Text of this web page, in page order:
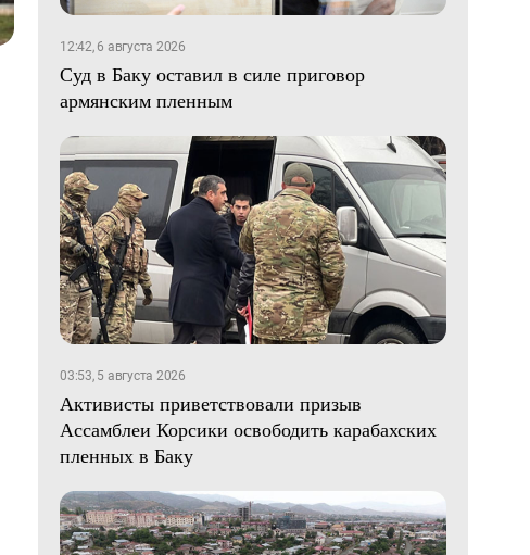
12:42, 6 августа 2026
Суд в Баку оставил в силе приговор
армянским пленным
03:53, 5 августа 2026
Активисты приветствовали призыв
Ассамблеи Корсики освободить карабахских
пленных в Баку